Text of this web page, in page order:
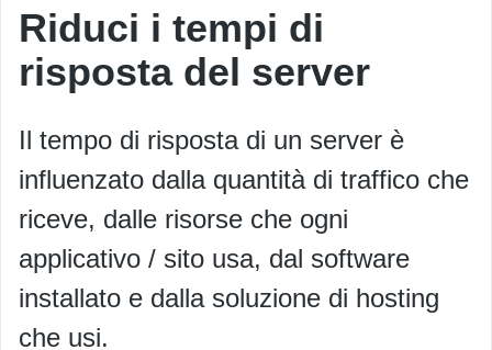
Riduci i tempi di
risposta del server
Il tempo di risposta di un server è
influenzato dalla quantità di traffico che
riceve, dalle risorse che ogni
applicativo / sito usa, dal software
installato e dalla soluzione di hosting
che usi.